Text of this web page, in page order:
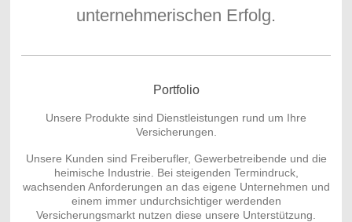
unternehmerischen Erfolg.
Portfolio
Unsere Produkte sind Dienstleistungen rund um Ihre
Versicherungen.
Unsere Kunden sind Freiberufler, Gewerbetreibende und die
heimische Industrie. Bei steigenden Termindruck,
wachsenden Anforderungen an das eigene Unternehmen und
einem immer undurchsichtiger werdenden
Versicherungsmarkt nutzen diese unsere Unterstützung.